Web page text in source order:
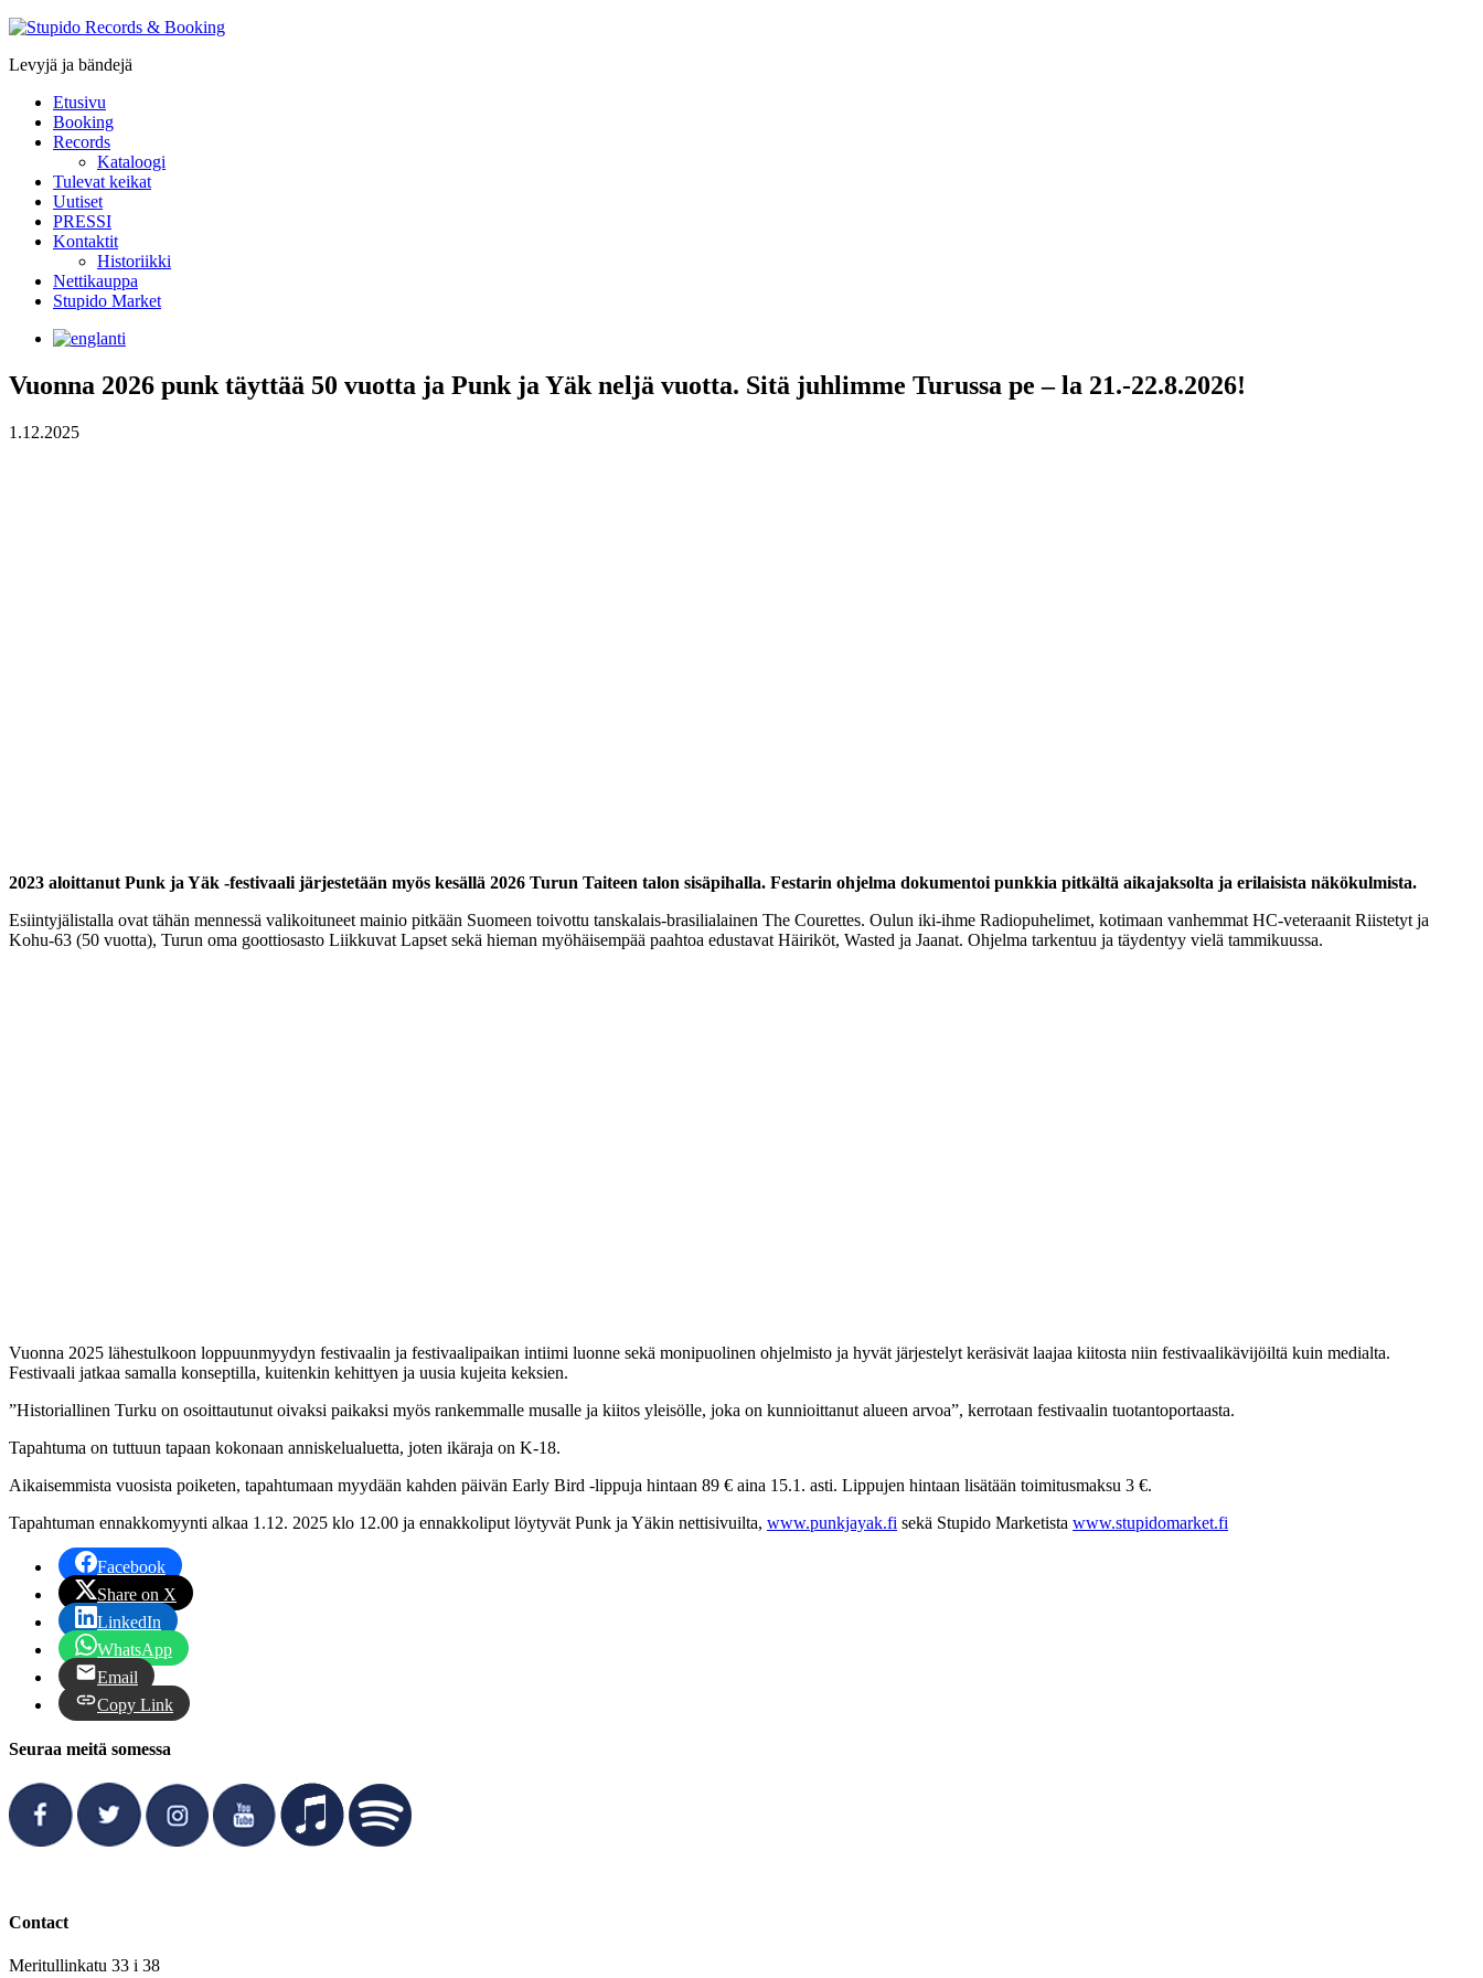
Stupido
&
Levyjä ja bändejä
Etusivu
Booking
Records
Kataloogi
Tulevat keikat
Uutiset
PRESSI
Kontaktit
Historiikki
Nettikauppa
Stupido Market
Vuonna 2026 punk täyttää 50 vuotta ja Punk ja Yäk neljä vuotta. Sitä juhlimme Turussa pe – la 21.-22.8.2026!
1.12.2025
2023 aloittanut Punk ja Yäk -festivaali järjestetään myös kesällä 2026 Turun Taiteen talon sisäpihalla. Festarin ohjelma dokumentoi punkkia pitkältä aikajaksolta ja erilaisista näkökulmista.
Esiintyjälistalla ovat tähän mennessä valikoituneet mainio pitkään Suomeen toivottu tanskalais-brasilialainen The Courettes. Oulun iki-ihme Radiopuhelimet, kotimaan vanhemmat HC-veteraanit Riistetyt ja
Kohu-63 (50 vuotta), Turun oma goottiosasto Liikkuvat Lapset sekä hieman myöhäisempää paahtoa edustavat Häiriköt, Wasted ja Jaanat. Ohjelma tarkentuu ja täydentyy vielä tammikuussa.
Vuonna 2025 lähestulkoon loppuunmyydyn festivaalin ja festivaalipaikan intiimi luonne sekä monipuolinen ohjelmisto ja hyvät järjestelyt keräsivät laajaa kiitosta niin festivaalikävijöiltä kuin medialta.
Festivaali jatkaa samalla konseptilla, kuitenkin kehittyen ja uusia kujeita keksien.
”Historiallinen Turku on osoittautunut oivaksi paikaksi myös rankemmalle musalle ja kiitos yleisölle, joka on kunnioittanut alueen arvoa”, kerrotaan festivaalin tuotantoportaasta.
Tapahtuma on tuttuun tapaan kokonaan anniskelualuetta, joten ikäraja on K-18.
Aikaisemmista vuosista poiketen, tapahtumaan myydään kahden päivän Early Bird -lippuja hintaan 89 € aina 15.1. asti. Lippujen hintaan lisätään toimitusmaksu 3 €.
Tapahtuman ennakkomyynti alkaa 1.12. 2025 klo 12.00 ja ennakkoliput löytyvät Punk ja Yäkin nettisivuilta, www.punkjayak.fi sekä Stupido Marketista www.stupidomarket.fi
Facebook
Share on X
LinkedIn
WhatsApp
Email
Copy Link
Seuraa meitä somessa
Contact
Meritullinkatu 33 i 38